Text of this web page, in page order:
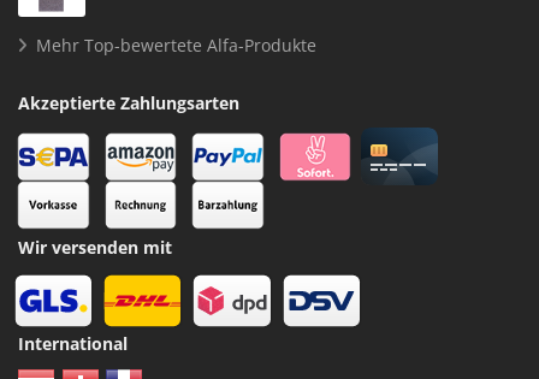
Mehr Top-bewertete Alfa-Produkte
Akzeptierte Zahlungsarten
Wir versenden mit
International